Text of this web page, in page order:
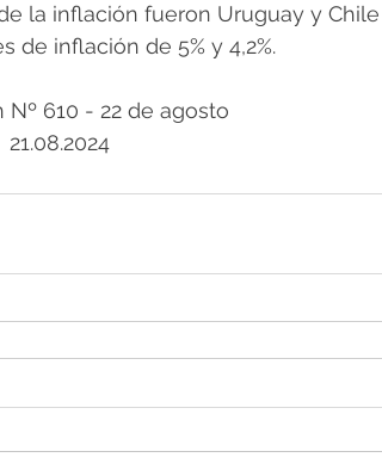
la inflación fueron Uruguay y Chile
de inflación de 5% y 4,2%.
610 - 22 de agosto
21.08.2024